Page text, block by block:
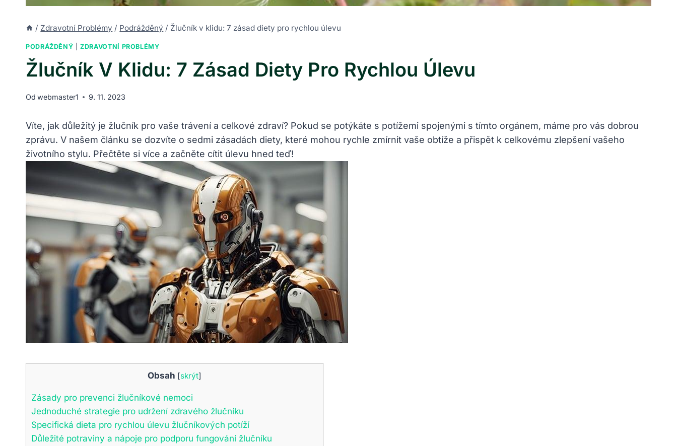
/ Zdravotní Problémy / Podrážděný / Žlučník v klidu: 7 zásad diety pro rychlou úlevu
PODRÁŽDĚNÝ |ZDRAVOTNÍ PROBLÉMY
Žlučník V Klidu: 7 Zásad Diety Pro Rychlou Úlevu
Od webmaster1 9. 11. 2023
Víte, jak důležitý je žlučník pro vaše trávení a celkové zdraví? ⁢Pokud se potýkáte s potížemi spojenými ⁤s⁢ tímto orgánem, máme⁤ pro⁢ vás dobrou
zprávu. V⁢ našem ‍článku se ‍dozvíte o sedmi zásadách diety, které mohou rychle zmírnit vaše obtíže a přispět k celkovému zlepšení vašeho
životního stylu. Přečtěte si ⁢více a začněte cítit úlevu⁤ hned teď!
Obsah [skrýt]
Zásady pro prevenci žlučníkové‌ nemoci
Jednoduché strategie pro udržení zdravého žlučníku
Specifická dieta pro rychlou úlevu žlučníkových potíží
Důležité potraviny a nápoje ⁣pro podporu fungování žlučníku